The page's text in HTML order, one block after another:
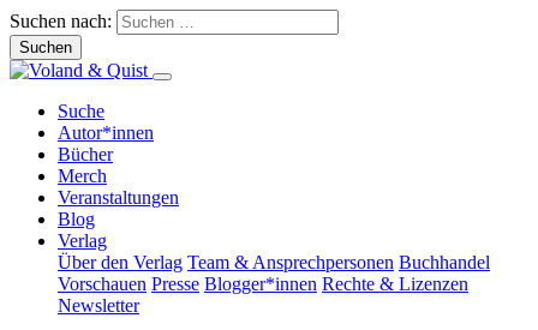
Suchen nach:
Suche
Autor*innen
Bücher
Merch
Veranstaltungen
Blog
Verlag
Über den Verlag Team & Ansprechpersonen Buchhandel
Vorschauen Presse Blogger*innen Rechte & Lizenzen
Newsletter